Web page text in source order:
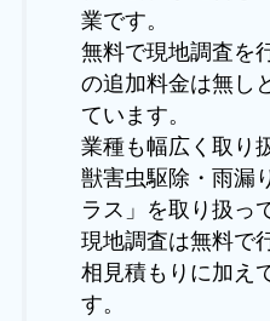
業です。
無料で現地調査を
の追加料金は無し
ています。
業種も幅広く取り
獣害虫駆除・雨漏
ラス」を取り扱っ
現地調査は無料で
相見積もりに加え
す。